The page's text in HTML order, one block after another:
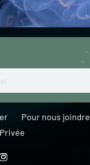
Pour nous joindre